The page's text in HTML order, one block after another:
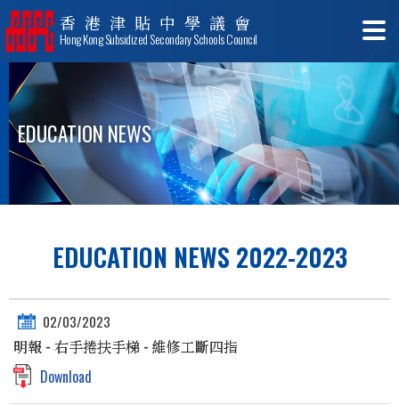
香港津貼中學議會
Hong Kong Subsidized Secondary Schools Council
EDUCATION NEWS
EDUCATION NEWS 2022-2023
02/03/2023
明報 - 右手捲扶手梯 - 維修工斷四指
Download